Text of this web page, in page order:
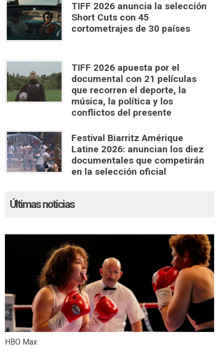
TIFF 2026 anuncia la selección
Short Cuts con 45
cortometrajes de 30 países
TIFF 2026 apuesta por el
documental con 21 películas
que recorren el deporte, la
música, la política y los
conflictos del presente
Festival Biarritz Amérique
Latine 2026: anuncian los diez
documentales que competirán
en la selección oficial
Últimas noticias
HBO Max